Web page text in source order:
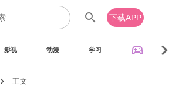
search 下载APP
影视 动漫 学习 sports_esports chevron_right
chevron_right 正文